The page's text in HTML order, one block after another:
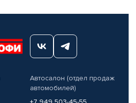
Автосалон (отдел продаж
автомобилей)